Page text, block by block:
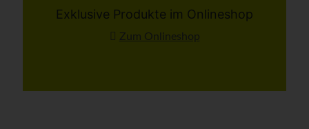
Exklusive Produkte im Onlineshop
Zum Onlineshop